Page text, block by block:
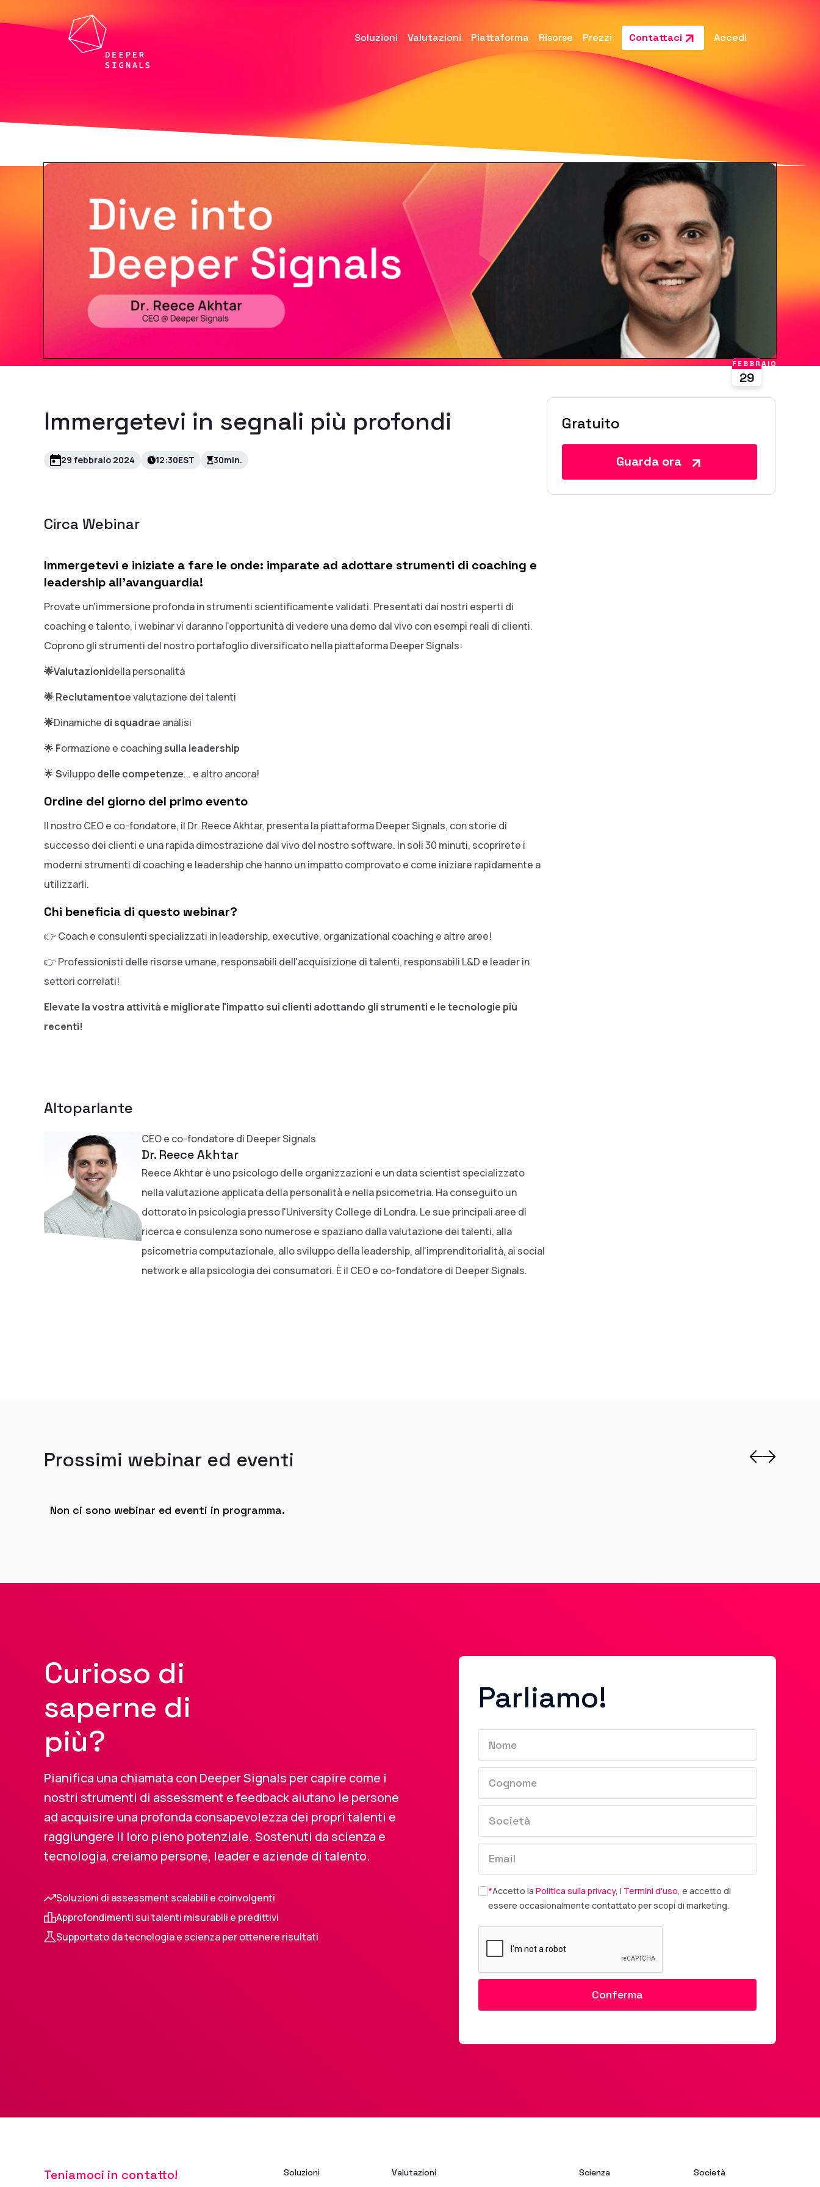
Soluzioni Valutazioni Piattaforma Risorse Prezzi Contattaci Accedi
FEBBRAIO
29
Immergetevi in segnali più profondi
29 febbraio 2024 12:30EST 30min.
Circa Webinar
Immergetevi e iniziate a fare le onde: imparate ad adottare strumenti di coaching e
leadership all'avanguardia!
Provate un'immersione profonda in strumenti scientificamente validati. Presentati dai nostri esperti di
coaching e talento, i webinar vi daranno l'opportunità di vedere una demo dal vivo con esempi reali di clienti.
Coprono gli strumenti del nostro portafoglio diversificato nella piattaforma Deeper Signals:
‍🌟Valutazionidella personalità
🌟 Reclutamentoe valutazione dei talenti
🌟Dinamiche di squadrae analisi
🌟 Formazione e coaching sulla leadership
🌟Sviluppodelle competenze... e altro ancora!
Ordine del giorno del primo evento
Il nostro CEO e co-fondatore, il Dr. Reece Akhtar, presenta la piattaforma Deeper Signals, con storie di
successo dei clienti e una rapida dimostrazione dal vivo del nostro software. In soli 30 minuti, scoprirete i
moderni strumenti di coaching e leadership che hanno un impatto comprovato e come iniziare rapidamente a
utilizzarli.
Chi beneficia di questo webinar?
👉 Coach e consulenti specializzati in leadership, executive, organizational coaching e altre aree!
👉 Professionisti delle risorse umane, responsabili dell'acquisizione di talenti, responsabili L&D e leader in
settori correlati!
Elevate la vostra attività e migliorate l'impatto sui clienti adottando gli strumenti e le tecnologie più
recenti!
Altoparlante
CEO e co-fondatore di Deeper Signals
Dr. Reece Akhtar
Reece Akhtar è uno psicologo delle organizzazioni e un data scientist specializzato
nella valutazione applicata della personalità e nella psicometria. Ha conseguito un
dottorato in psicologia presso l'University College di Londra. Le sue principali aree di
ricerca e consulenza sono numerose e spaziano dalla valutazione dei talenti, alla
psicometria computazionale, allo sviluppo della leadership, all'imprenditorialità, ai social
network e alla psicologia dei consumatori. È il CEO e co-fondatore di Deeper Signals.
Gratuito
Guarda ora
Prossimi webinar ed eventi
Non ci sono webinar ed eventi in programma.
Curioso di
saperne di
più?
Pianifica una chiamata con Deeper Signals per capire come i
nostri strumenti di assessment e feedback aiutano le persone
ad acquisire una profonda consapevolezza dei propri talenti e
raggiungere il loro pieno potenziale. Sostenuti da scienza e
tecnologia, creiamo persone, leader e aziende di talento.
Soluzioni di assessment scalabili e coinvolgenti
Approfondimenti sui talenti misurabili e predittivi
Supportato da tecnologia e scienza per ottenere risultati
Parliamo!
*Accetto la Politica sulla privacy, i Termini d'uso, e accetto di
essere occasionalmente contattato per scopi di marketing.
Teniamoci in contatto! Soluzioni Valutazioni Scienza Società